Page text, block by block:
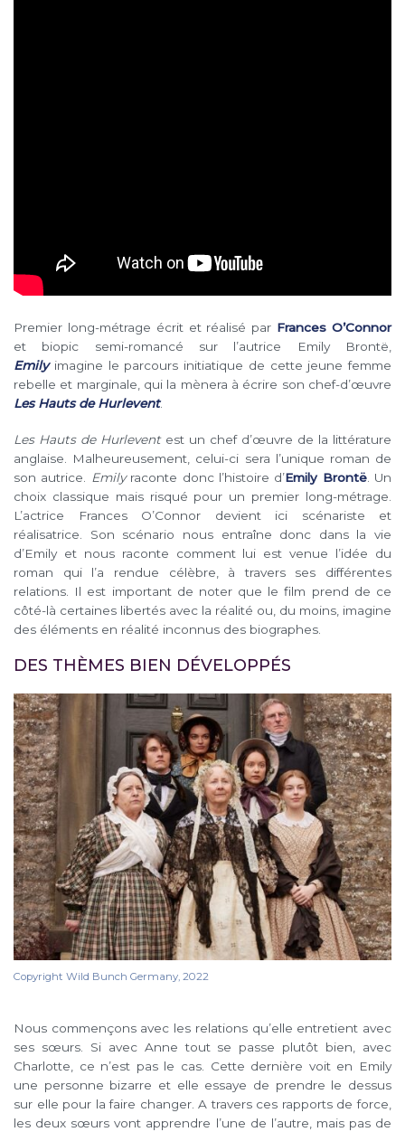
Premier long-métrage écrit et réalisé par Frances O’Connor
et biopic semi-romancé sur l’autrice Emily Brontë,
Emily imagine le parcours initiatique de cette jeune femme
rebelle et marginale, qui la mènera à écrire son chef-d’œuvre
Les Hauts de Hurlevent.
Les Hauts de Hurleventest un chef d’œuvre de la littérature
anglaise. Malheureusement, celui-ci sera l’unique roman de
son autrice.
Emilyraconte donc l’histoire d’Emily Brontë. Un
choix classique mais risqué pour un premier long-métrage.
L’actrice Frances O’Connor devient ici scénariste et
réalisatrice. Son scénario nous entraîne donc dans la vie
d’Emily et nous raconte comment lui est venue l’idée du
roman qui l’a rendue célèbre, à travers ses différentes
relations. Il est important de noter que le film prend de ce
côté-là certaines libertés avec la réalité ou, du moins, imagine
des éléments en réalité inconnus des biographes.
DES THÈMES BIEN DÉVELOPPÉS
Copyright Wild Bunch Germany, 2022
Nous commençons avec les relations qu’elle entretient avec
ses sœurs. Si avec Anne tout se passe plutôt bien, avec
Charlotte, ce n’est pas le cas. Cette dernière voit en Emily
une personne bizarre et elle essaye de prendre le dessus
sur elle pour la faire changer. A travers ces rapports de force,
les deux sœurs vont apprendre l’une de l’autre, mais pas de